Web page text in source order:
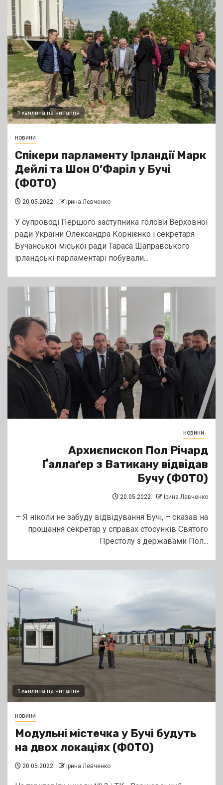
1 хвилина на читання
новини
Спікери парламенту Ірландії Марк
Дейлі та Шон О’Фаріл у Бучі
(ФОТО)
20.05.2022 Ірина Левченко
У супроводі Першого заступника голови Верховної
ради України Олександра Корнієнко і секретаря
Бучанської міської ради Тараса Шаправського
ірландські парламентарі побували...
новини
Архиєпископ Пол Річард
Ґаллаґер з Ватикану відвідав
Бучу (ФОТО)
20.05.2022 Ірина Левченко
– Я ніколи не забуду відвідування Бучі, – сказав на
прощання секретар у справах стосунків Святого
Престолу з державами Пол...
1 хвилина на читання
новини
Модульні містечка у Бучі будуть
на двох локаціях (ФОТО)
20.05.2022 Ірина Левченко